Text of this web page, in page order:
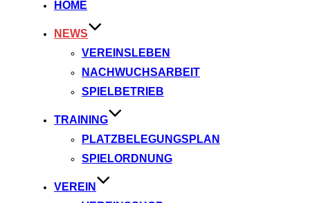
HOME
NEWS
VEREINSLEBEN
NACHWUCHSARBEIT
SPIELBETRIEB
TRAINING
PLATZBELEGUNGSPLAN
SPIELORDNUNG
VEREIN